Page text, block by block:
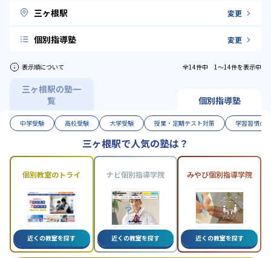
三ヶ根駅 変更
個別指導塾 変更
表示順について 全14件中 1〜14件を表示中
三ヶ根駅の塾一
覧
個別指導塾
中学受験 高校受験 大学受験 授業・定期テスト対策 学習習慣の
三ヶ根駅で人気の塾は？
個別教室のトライ
近くの教室を探す
ナビ個別指導学院
近くの教室を探す
みやび個別指導学院
近くの教室を探す